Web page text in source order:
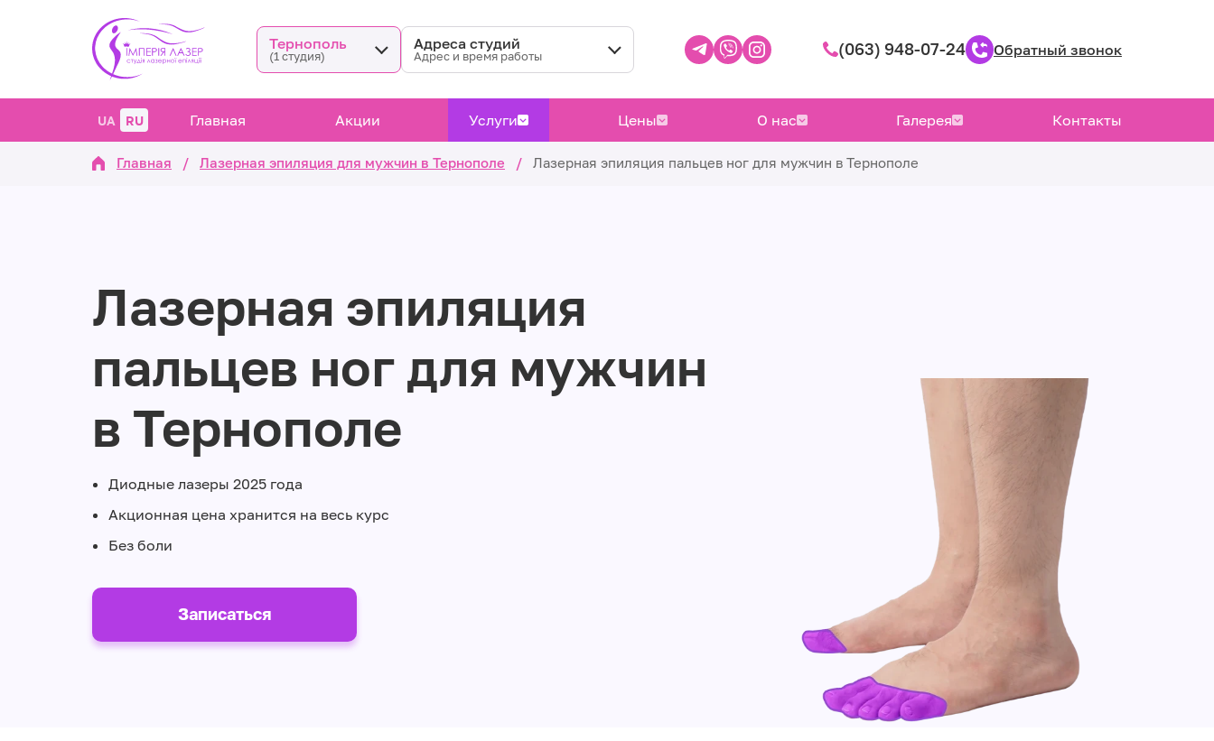
Тернополь
(1 студия)
Адреса студий
Адрес и время работы (063) 948-07-24 Обратный звонок
UA RU Главная Акции Услуги Цены О нас Галерея Контакты
Главная / Лазерная эпиляция для мужчин в Тернополе / Лазерная эпиляция пальцев ног для мужчин в Тернополе
Лазерная эпиляция
пальцев ног для мужчин
в Тернополе
Диодные лазеры 2025 года
Акционная цена хранится на весь курс
Без боли
Записаться